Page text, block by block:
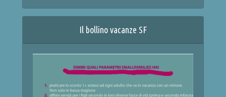
Il bollino vacanze SF